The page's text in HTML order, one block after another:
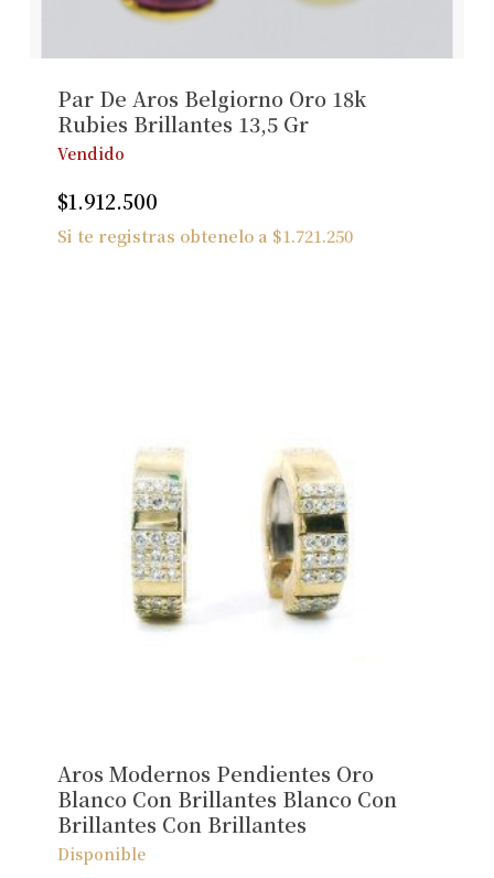
Par De Aros Belgiorno Oro 18k
Rubies Brillantes 13,5 Gr
Vendido
$1.912.500
Si te registras obtenelo a $1.721.250
Aros Modernos Pendientes Oro
Blanco Con Brillantes Blanco Con
Brillantes Con Brillantes
Disponible